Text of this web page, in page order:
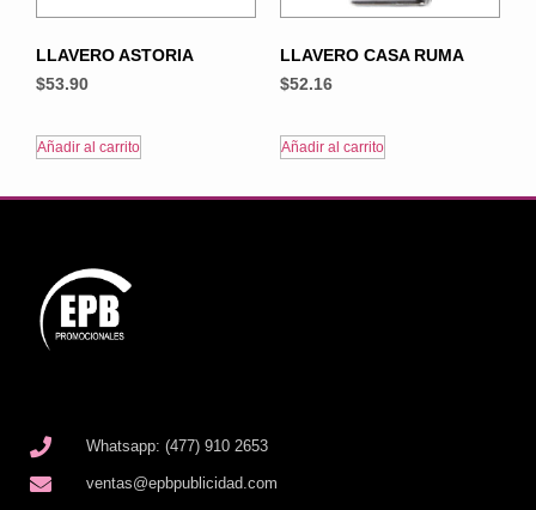
LLAVERO ASTORIA
$53.90
Añadir al carrito
LLAVERO CASA RUMA
$52.16
Añadir al carrito
Whatsapp: (477) 910 2653
ventas@epbpublicidad.com